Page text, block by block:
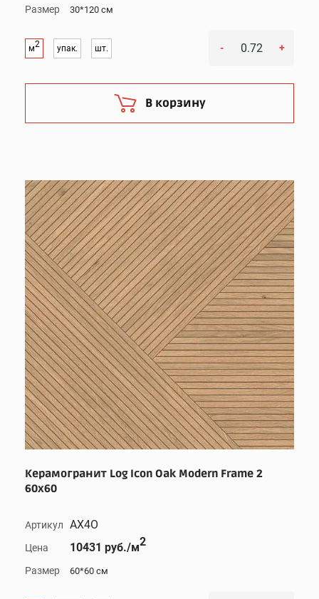
Размер 30*120 см
м2 упак. шт. - +
В корзину
Керамогранит Log Icon Oak Modern Frame 2
60x60
Артикул AX4O
Цена 10431 руб./м2
Размер 60*60 см